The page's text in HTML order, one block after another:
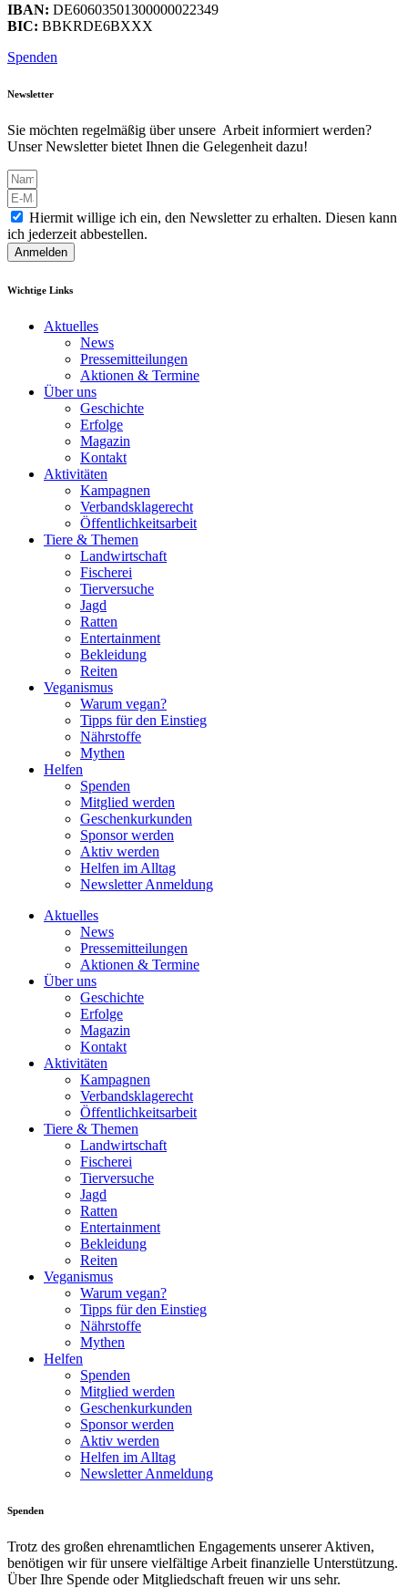
IBAN: DE60603501300000022349
BIC: BBKRDE6BXXX
Spenden
Newsletter
Sie möchten regelmäßig über unsere Arbeit informiert werden?
Unser Newsletter bietet Ihnen die Gelegenheit dazu!
Hiermit willige ich ein, den Newsletter zu erhalten. Diesen kann
ich jederzeit abbestellen.
Anmelden
Wichtige Links
Aktuelles
News
Pressemitteilungen
Aktionen & Termine
Über uns
Geschichte
Erfolge
Magazin
Kontakt
Aktivitäten
Kampagnen
Verbandsklagerecht
Öffentlichkeitsarbeit
Tiere & Themen
Landwirtschaft
Fischerei
Tierversuche
Jagd
Ratten
Entertainment
Bekleidung
Reiten
Veganismus
Warum vegan?
Tipps für den Einstieg
Nährstoffe
Mythen
Helfen
Spenden
Mitglied werden
Geschenkurkunden
Sponsor werden
Aktiv werden
Helfen im Alltag
Newsletter Anmeldung
Aktuelles
News
Pressemitteilungen
Aktionen & Termine
Über uns
Geschichte
Erfolge
Magazin
Kontakt
Aktivitäten
Kampagnen
Verbandsklagerecht
Öffentlichkeitsarbeit
Tiere & Themen
Landwirtschaft
Fischerei
Tierversuche
Jagd
Ratten
Entertainment
Bekleidung
Reiten
Veganismus
Warum vegan?
Tipps für den Einstieg
Nährstoffe
Mythen
Helfen
Spenden
Mitglied werden
Geschenkurkunden
Sponsor werden
Aktiv werden
Helfen im Alltag
Newsletter Anmeldung
Spenden
Trotz des großen ehrenamtlichen Engagements unserer Aktiven,
benötigen wir für unsere vielfältige Arbeit finanzielle Unterstützung.
Über Ihre Spende oder Mitgliedschaft freuen wir uns sehr.